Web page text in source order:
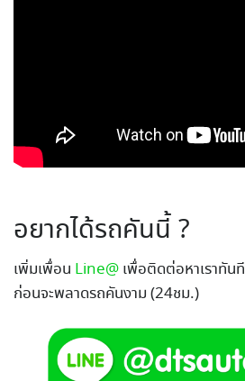
อยากได้รถคันนี้ ?
เพิ่มเพื่อน Line@ เพื่อติดต่อหาเราทันที
ก่อนจะพลาดรถคันงาม (24ชม.)